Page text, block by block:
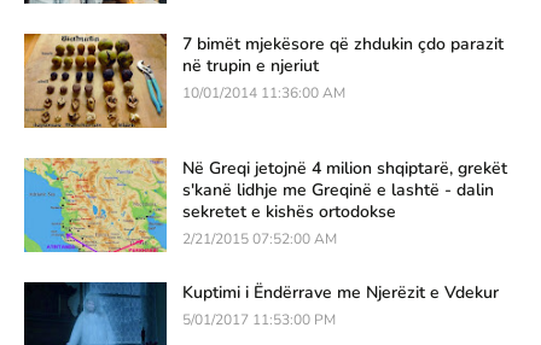
7 bimët mjekësore që zhdukin çdo parazit
në trupin e njeriut
10/01/2014 11:36:00 AM
Në Greqi jetojnë 4 milion shqiptarë, grekët
s'kanë lidhje me Greqinë e lashtë - dalin
sekretet e kishës ortodokse
2/21/2015 07:52:00 AM
Kuptimi i Ëndërrave me Njerëzit e Vdekur
5/01/2017 11:53:00 PM